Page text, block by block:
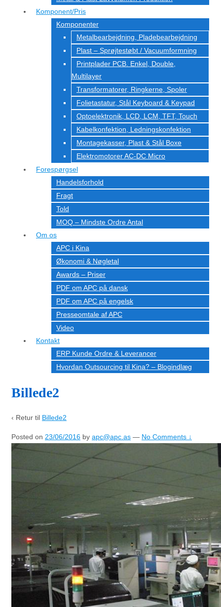
Komponent/Pris
Komponenter
Metalbearbejdning, Pladebearbejdning
Plast – Sprøjtestøbt / Vacuumformning
Printplader PCB. Enkel, Double,
Multilayer
Transformatorer, Ringkerne, Spoler
Folietastatur, Stål Keyboard & Keypad
Optoelektronik, LCD, LCM, TFT, Touch
Kabelkonfektion, Ledningskonfektion
Montagekasser, Plast & Stål Boxe
Elektromotorer AC-DC Micro
Forespørgsel
Handelsforhold
Fragt
Told
MOQ – Mindste Ordre Antal
Om os
APC i Kina
Økonomi & Nøgletal
Awards – Priser
PDF om APC på dansk
PDF om APC på engelsk
Presseomtale af APC
Video
Kontakt
ERP Kunde Ordre & Leverancer
Hvordan Outsourcing til Kina? – Blogindlæg
Billede2
‹ Retur til Billede2
Posted on 23/06/2016 by apc@apc.as — No Comments ↓